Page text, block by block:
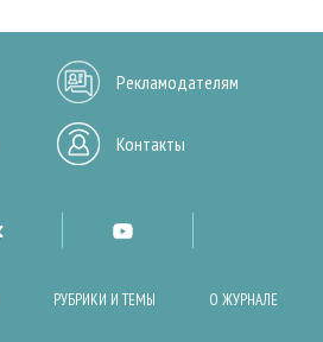
Рекламодателям
Контакты
РУБРИКИ И ТЕМЫ О ЖУРНАЛЕ